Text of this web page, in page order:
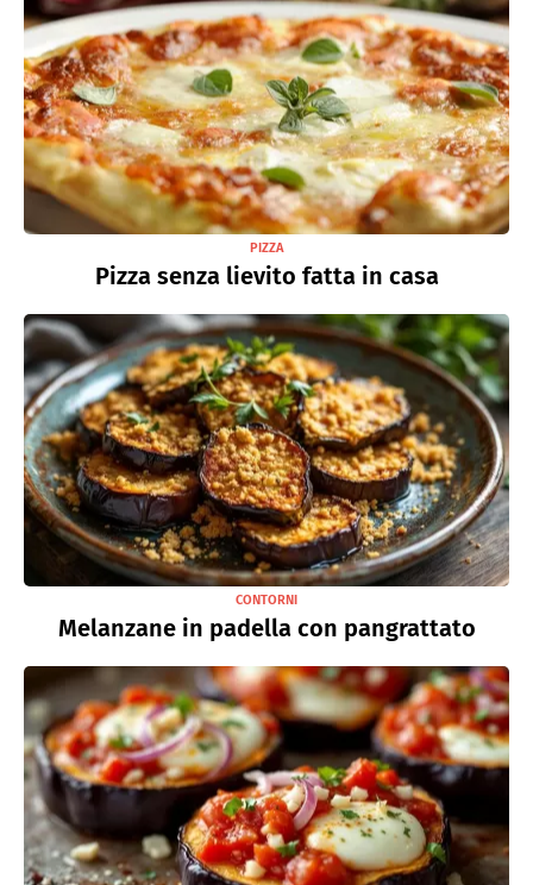
PIZZA
Pizza senza lievito fatta in casa
CONTORNI
Melanzane in padella con pangrattato